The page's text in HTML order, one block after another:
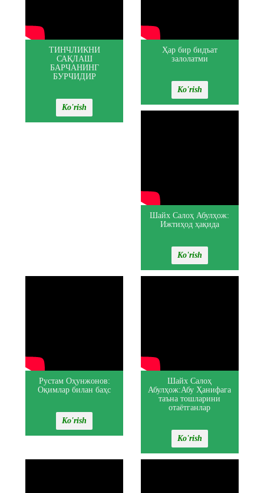
ТИНЧЛИКНИ
САҚЛАШ
БАРЧАНИНГ
БУРЧИДИР
Ko'rish
Ҳар бир бидъат
залолатми
Ko'rish
Шайх Салоҳ Абулҳож:
Ижтиҳод ҳақида
Ko'rish
Рустам Оҳунжонов:
Оқимлар билан баҳс
Ko'rish
Шайх Салоҳ
Абулҳож:Абу Ҳанифага
таъна тошларини
отаётганлар
Ko'rish